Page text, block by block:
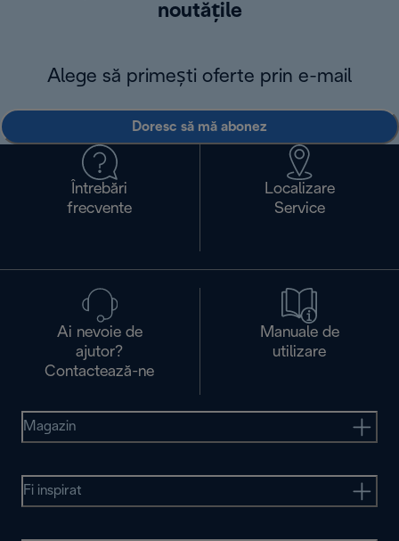
noutățile
Alege să primești oferte prin e-mail
Doresc să mă abonez
Întrebări
frecvente
Localizare
Service
Ai nevoie de
ajutor?
Contactează-ne
Manuale de
utilizare
Magazin
Fi inspirat